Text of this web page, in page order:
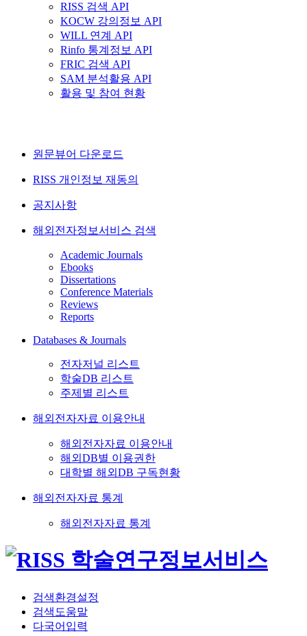
RISS 검색 API
KOCW 강의정보 API
WILL 연계 API
Rinfo 통계정보 API
FRIC 검색 API
SAM 분석활용 API
활용 및 참여 현황
원문뷰어 다운로드
RISS 개인정보 재동의
공지사항
해외전자정보서비스 검색
Academic Journals
Ebooks
Dissertations
Conference Materials
Reviews
Reports
Databases & Journals
전자저널 리스트
학술DB 리스트
주제별 리스트
해외전자자료 이용안내
해외전자자료 이용안내
해외DB별 이용권한
대학별 해외DB 구독현황
해외전자자료 통계
해외전자자료 통계
검색환경설정
검색도움말
다국어입력